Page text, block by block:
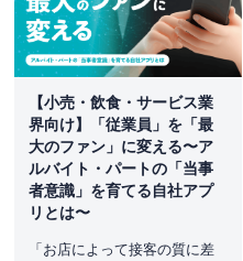
【小売・飲食・サービス業
界向け】「従業員」を「最
大のファン」に変える〜ア
ルバイト・パートの「当事
者意識」を育てる自社アプ
リとは〜
「お店によって接客の質に差